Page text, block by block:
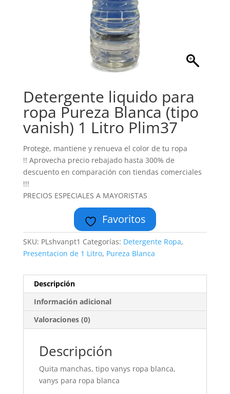
Detergente liquido para
ropa Pureza Blanca (tipo
vanish) 1 Litro Plim37
Protege, mantiene y renueva el color de tu ropa
!! Aprovecha precio rebajado hasta 300% de
descuento en comparación con tiendas comerciales
!!!
PRECIOS ESPECIALES A MAYORISTAS
Favoritos
SKU: PLshvanpt1 Categorías: Detergente Ropa,
Presentacion de 1 Litro, Pureza Blanca
Descripción
Información adicional
Valoraciones (0)
Descripción
Quita manchas, tipo vanys ropa blanca,
vanys para ropa blanca